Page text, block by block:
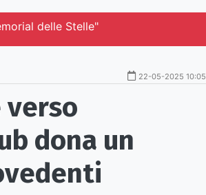
delle Stelle"
22-05-2025 10:05
dona un